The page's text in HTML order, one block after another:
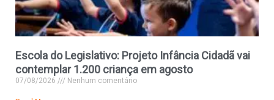
Escola do Legislativo: Projeto Infância Cidadã vai
contemplar 1.200 criança em agosto
07/08/2026 Nenhum comentário